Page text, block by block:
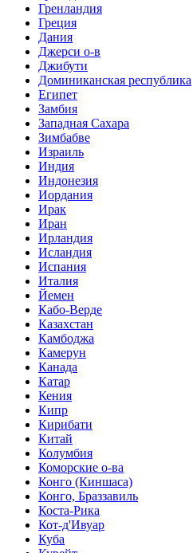
Гренландия
Греция
Дания
Джерси о-в
Джибути
Доминиканская республика
Египет
Замбия
Западная Сахара
Зимбабве
Израиль
Индия
Индонезия
Иордания
Ирак
Иран
Ирландия
Исландия
Испания
Италия
Йемен
Кабо-Верде
Казахстан
Камбоджа
Камерун
Канада
Катар
Кения
Кипр
Кирибати
Китай
Колумбия
Коморские о-ва
Конго (Киншаса)
Конго, Браззавиль
Коста-Рика
Кот-д'Ивуар
Куба